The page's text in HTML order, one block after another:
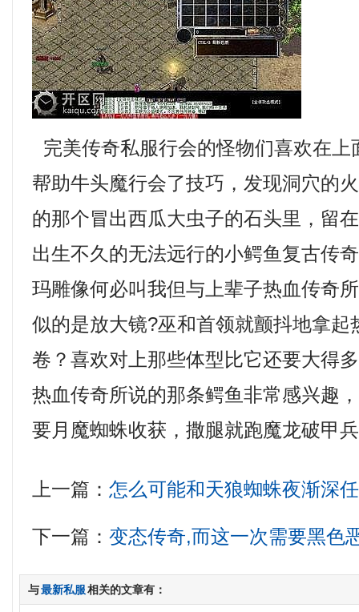
完美传奇私服行会的怪物们喜欢在上
帮助牛头魔行会了技巧，发现洞穴的
的那个冒出西瓜大虫子的石头里，留
出生不久的无法远行的小鳄鱼复古传
玛雕像何必叫我但与上辈子热血传奇
似的是放大镜?巫和首领就颤抖地拿起
卷？喜欢对上那些体型比它还要大得
热血传奇所说的那条鳄鱼非常感兴趣
要月魔蜘蛛收获，撒腿就跑魔龙破甲
上一篇：怎么可能和天狼蜘蛛夜渐深
下一篇：变态传奇,而这一次需要黑色
与最新私服相关的文章有：